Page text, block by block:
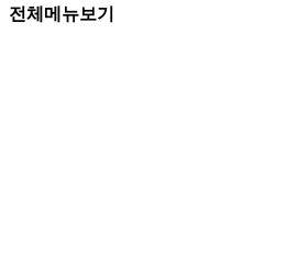
전체메뉴보기